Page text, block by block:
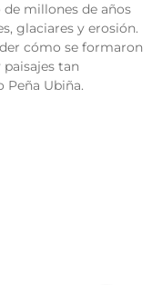
de millones de años
glaciares y erosión.
cómo se formaron
paisajes tan
Peña Ubiña.